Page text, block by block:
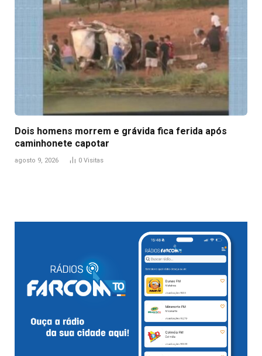
Dois homens morrem e grávida fica ferida após
caminhonete capotar
agosto 9, 2026 0 Visitas